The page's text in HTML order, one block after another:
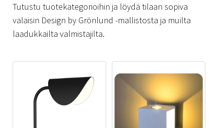
Tutustu tuotekategorioihin ja löydä tilaan sopiva
valaisin Design by Grönlund -mallistosta ja muilta
laadukkailta valmistajilta.